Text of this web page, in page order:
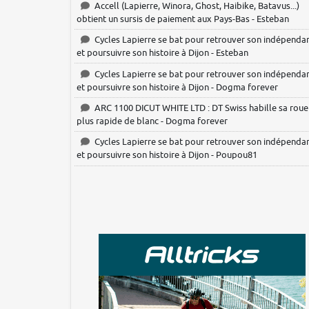
Accell (Lapierre, Winora, Ghost, Haibike, Batavus...)
obtient un sursis de paiement aux Pays-Bas - Esteban
Cycles Lapierre se bat pour retrouver son
et poursuivre son histoire à Dijon - Esteban
Cycles Lapierre se bat pour retrouver son
et poursuivre son histoire à Dijon - Dogma forever
ARC 1100 DICUT WHITE LTD : DT Swiss habille sa
plus rapide de blanc - Dogma forever
Cycles Lapierre se bat pour retrouver son
et poursuivre son histoire à Dijon - Poupou81